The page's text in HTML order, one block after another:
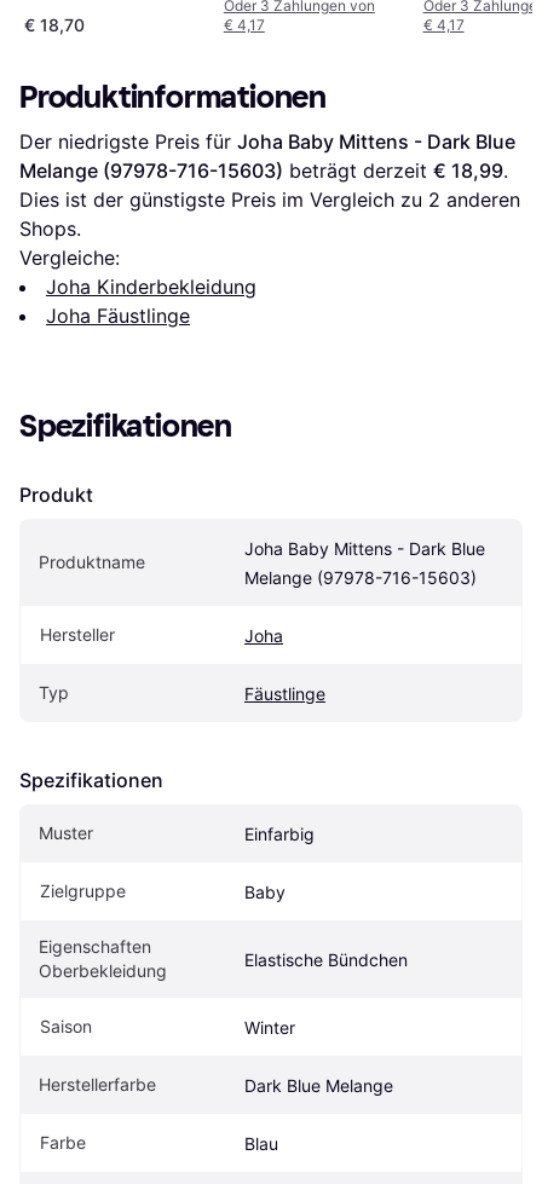
€ 18,70
Oder 3 Zahlungen von
€ 4,17
Oder 3
€ 4,17
Produktinformationen
Der niedrigste Preis für Joha Baby Mittens - Dark Blue
Melange (97978-716-15603) beträgt derzeit € 18,99.
Dies ist der günstigste Preis im Vergleich zu 2 anderen
Shops.
Vergleiche:
Joha Kinderbekleidung
Joha Fäustlinge
Spezifikationen
Produkt
Produktname
Joha Baby Mittens - Dark Blue
Melange (97978-716-15603)
Hersteller Joha
Typ Fäustlinge
Spezifikationen
Muster Einfarbig
Zielgruppe Baby
Eigenschaften
Oberbekleidung
Elastische Bündchen
Saison Winter
Herstellerfarbe Dark Blue Melange
Farbe Blau